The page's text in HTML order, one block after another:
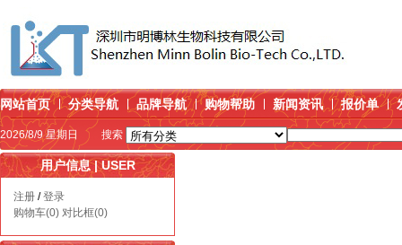
网站首页 分类导航 品牌导航 购物帮助 新闻资讯 报价单
2026/8/9 星期日 搜索
用户信息 | USER
注册 /登录
购物车(0) 对比框(0)